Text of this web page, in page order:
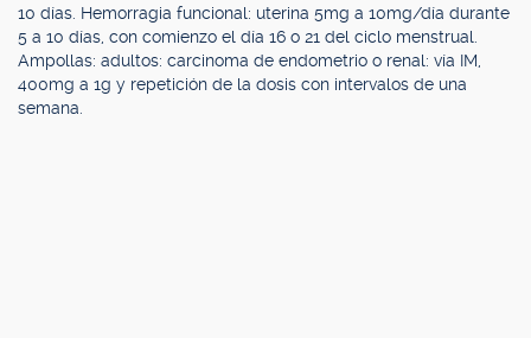
10 días. Hemorragia funcional: uterina 5mg a 10mg/día durante
5 a 10 días, con comienzo el día 16 o 21 del ciclo menstrual.
Ampollas: adultos: carcinoma de endometrio o renal: vía IM,
400mg a 1g y repetición de la dosis con intervalos de una
semana.